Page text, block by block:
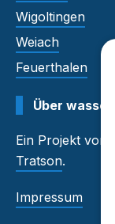
Wigoltingen
Weiach
Feuerthalen
Über
Ein Projekt von
Tratson.
Impressum